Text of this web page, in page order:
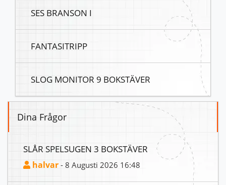
SES BRANSON I
FANTASITRIPP
SLOG MONITOR 9 BOKSTÄVER
Dina Frågor
SLÅR SPELSUGEN 3 BOKSTÄVER
halvar - 8 Augusti 2026 16:48